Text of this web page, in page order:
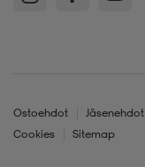
Ostoehdot Jäsenehdot
Cookies
Sitemap